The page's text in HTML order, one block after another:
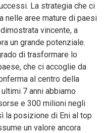
La strategia che ci
nelle aree mature di paesi
vincente, a
un grande potenziale.
di trasformare lo
che ci accoglie da
al centro della
7 anni abbiamo
e 300 milioni negli
la posizione di Eni al top
un valore ancora